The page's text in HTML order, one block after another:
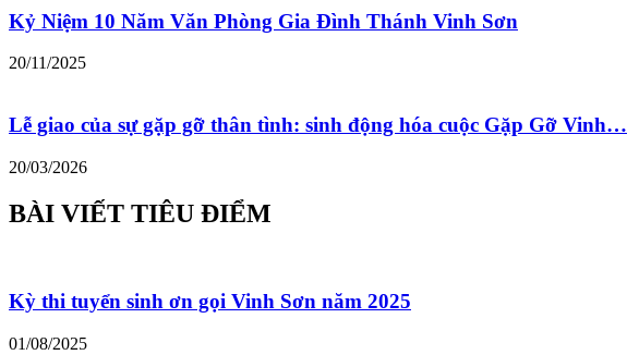
Kỷ Niệm 10 Năm Văn Phòng Gia Đình Thánh Vinh Sơn
20/11/2025
Lễ giao của sự gặp gỡ thân tình: sinh động hóa cuộc Gặp Gỡ Vinh…
20/03/2026
BÀI VIẾT TIÊU ĐIỂM
Kỳ thi tuyển sinh ơn gọi Vinh Sơn năm 2025
01/08/2025